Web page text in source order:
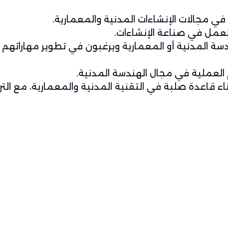
مجالات الإنشاءات المدنية والمعمارية.
في صناعة الإنشاءات.
المدنية أو المعمارية ويرغبون في تطوير
في مجال الهندسة المدنية.
قاعدة صلبة في التقنية المدنية والمعمارية، مع